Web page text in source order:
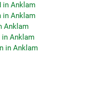
Anklam
in Anklam
Anklam
in Anklam
in Anklam